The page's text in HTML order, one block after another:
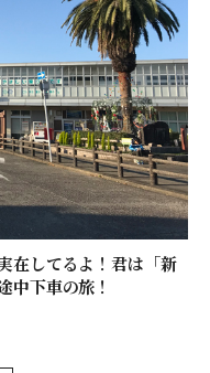
在してるよ！君は「新
中下車の旅！